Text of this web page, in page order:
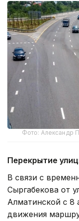
Фото: Александр
Перекрытие
В связи с
Сыргабекова от
Алматинской с 8
движения